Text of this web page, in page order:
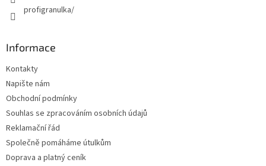
profigranulka/
Informace
Kontakty
Napište nám
Obchodní podmínky
Souhlas se zpracováním osobních údajů
Reklamační řád
Společně pomáháme útulkům
Doprava a platný ceník